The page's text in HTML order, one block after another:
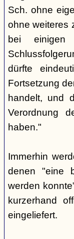
Sch. ohne
ohne weiteres
bei einigen
dürfte
Fortsetzung
handelt, und
Verordnung
haben."
Immerhin
denen "eine
werden
kurzerhand
eingeliefert.